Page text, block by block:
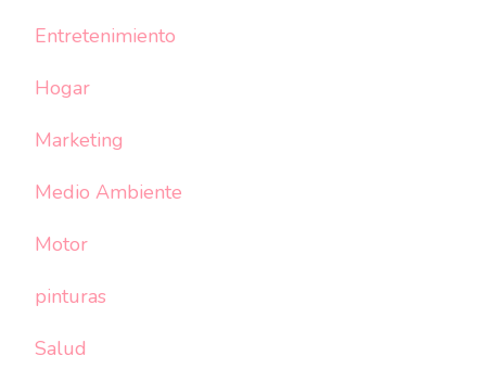
Entretenimiento
Hogar
Marketing
Medio Ambiente
Motor
pinturas
Salud